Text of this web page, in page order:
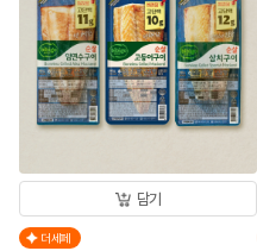
담기
더세페